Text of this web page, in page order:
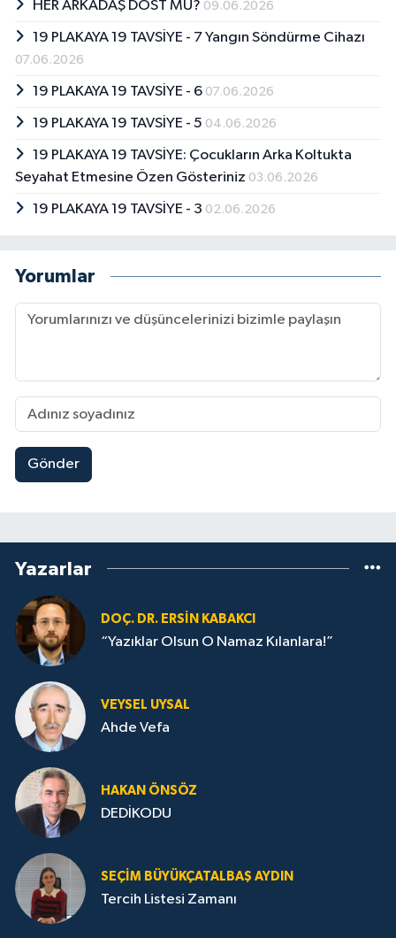
HER ARKADAŞ DOST MU? 09.06.2026
19 PLAKAYA 19 TAVSİYE - 7 Yangın Söndürme Cihazı
07.06.2026
19 PLAKAYA 19 TAVSİYE - 6 07.06.2026
19 PLAKAYA 19 TAVSİYE - 5 04.06.2026
19 PLAKAYA 19 TAVSİYE: Çocukların Arka Koltukta
Seyahat Etmesine Özen Gösteriniz 03.06.2026
19 PLAKAYA 19 TAVSİYE - 3 02.06.2026
Yorumlar
Gönder
Yazarlar
DOÇ. DR. ERSIN KABAKCI
“Yazıklar Olsun O Namaz Kılanlara!”
VEYSEL UYSAL
Ahde Vefa
HA­KAN ÖN­SÖZ
DEDİKODU
SEÇIM BÜYÜKÇATALBAŞ AYDIN
Tercih Listesi Zamanı